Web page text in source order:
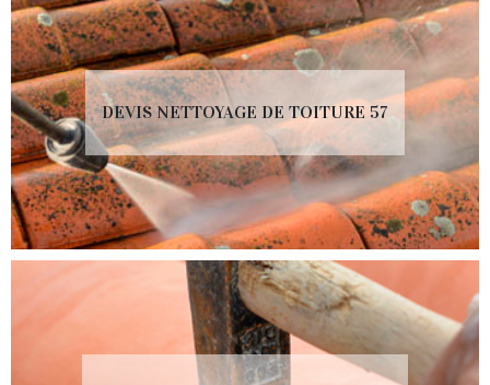
DEVIS NETTOYAGE DE TOITURE 57